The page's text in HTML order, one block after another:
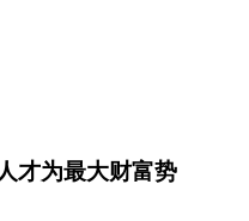
才为最大财富势